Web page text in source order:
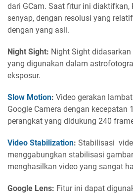
dari GCam. Saat fitur ini diaktifkan,
senyap, dengan resolusi yang
dengan yang asli.
Night Sight: Night Sight
yang digunakan dalam
eksposur.
Slow Motion: Video gerakan
Google Camera dengan kecepatan
perangkat yang didukung 240
Video Stabilization: Stabilisasi
menggabungkan stabilisasi
menghasilkan video yang sangat
Google Lens: Fitur ini dapat